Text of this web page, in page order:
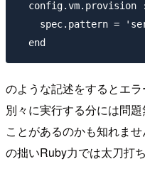
config.vm.provision
spec.pattern =
のような記述をするとエ
別々に実行する分には問
ことがあるのかも知れま
の拙いRuby力では太刀打